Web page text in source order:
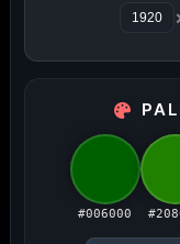
Amigos3D
#006000